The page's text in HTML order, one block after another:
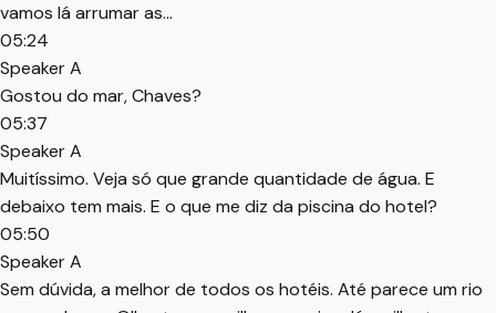
vamos lá arrumar as...
05:24
Speaker A
Gostou do mar, Chaves?
05:37
Speaker A
Muitíssimo. Veja só que grande quantidade de água. E
debaixo tem mais. E o que me diz da piscina do hotel?
05:50
Speaker A
Sem dúvida, a melhor de todos os hotéis. Até parece um rio